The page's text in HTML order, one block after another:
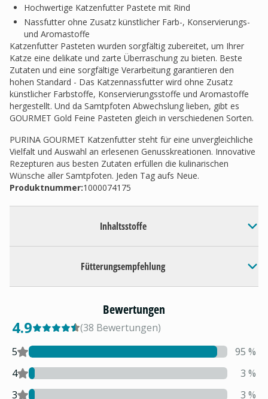
Hochwertige Katzenfutter Pastete mit Rind
Nassfutter ohne Zusatz künstlicher Farb-, Konservierungs-
und Aromastoffe
Katzenfutter Pasteten wurden sorgfältig zubereitet, um Ihrer
Katze eine delikate und zarte Überraschung zu bieten. Beste
Zutaten und eine sorgfältige Verarbeitung garantieren den
hohen Standard - Das Katzennassfutter wird ohne Zusatz
künstlicher Farbstoffe, Konservierungsstoffe und Aromastoffe
hergestellt. Und da Samtpfoten Abwechslung lieben, gibt es
GOURMET Gold Feine Pasteten gleich in verschiedenen Sorten.
PURINA GOURMET Katzenfutter steht für eine unvergleichliche
Vielfalt und Auswahl an erlesenen Genusskreationen. Innovative
Rezepturen aus besten Zutaten erfüllen die kulinarischen
Wünsche aller Samtpfoten. Jeden Tag aufs Neue.
Produktnummer:1000074175
Inhaltsstoffe
Fütterungsempfehlung
Bewertungen
4.9 (38 Bewertungen)
5
95 %
4
3 %
3
3 %